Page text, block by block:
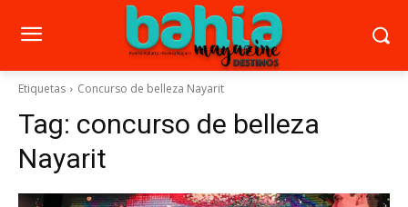
Etiquetas Concurso de belleza Nayarit
Tag: concurso de belleza
Nayarit